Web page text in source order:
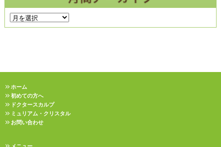
ホーム
初めての方へ
ドクタースカルプ
ミュリアム・クリスタル
お問い合わせ